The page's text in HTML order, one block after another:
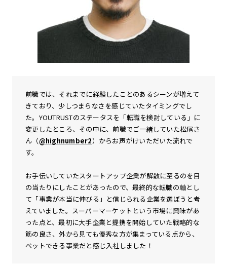
前職では、それまでに経験したことのあるシーンが増えて
きており、少しつまらなさを感じていたタイミングでし
た。YOUTRUSTのステータスを「転職を検討している」に
変更したところ、その中に、前職でご一緒していた松尾さ
ん（@highnumber2）からお声がけいただいた流れで
す。
お手伝いしていたスタートアップ企業が解散に至るのを目
の当たりにしたことがあったので、最終的な転職の軸とし
て「事業が本当に伸びる」と信じられる企業を選ぼうと考
えていました。スーパーマーケットという市場に興味があ
った点と、最初に大手企業と提携を開始していた戦略的な
筋の良さ、外から見ても優秀な方が集まっている点から、
ベットできる事業だと感じ入社しました！